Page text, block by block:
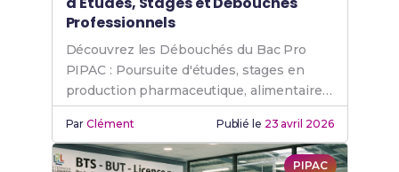
Professionnels
Découvrez les Débouchés du Bac Pro
PIPAC : Poursuite d'études, stages en
production pharmaceutique, alimentaire
et cosmétique, et métiers accessibles.
ParClément Publié le 23 avril 2026
PIPAC